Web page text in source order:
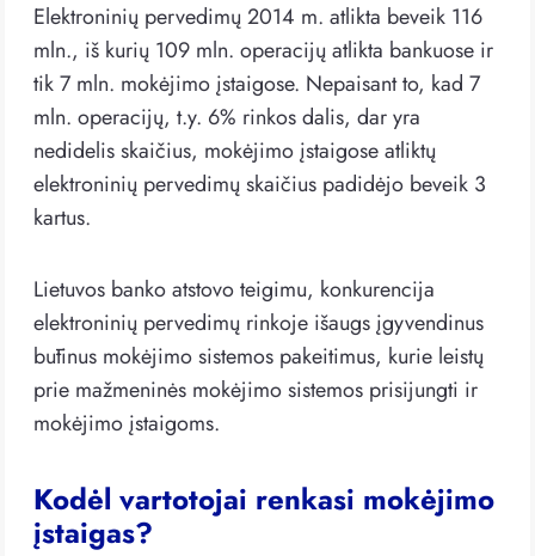
Elektroninių pervedimų 2014 m. atlikta beveik 116
mln., iš kurių 109 mln. operacijų atlikta bankuose ir
tik 7 mln. mokėjimo įstaigose. Nepaisant to, kad 7
mln. operacijų, t.y. 6% rinkos dalis, dar yra
nedidelis skaičius, mokėjimo įstaigose atliktų
elektroninių pervedimų skaičius padidėjo beveik 3
kartus.
Lietuvos banko atstovo teigimu, konkurencija
elektroninių pervedimų rinkoje išaugs įgyvendinus
būtinus mokėjimo sistemos pakeitimus, kurie leistų
prie mažmeninės mokėjimo sistemos prisijungti ir
mokėjimo įstaigoms.
Kodėl vartotojai renkasi mokėjimo
įstaigas?